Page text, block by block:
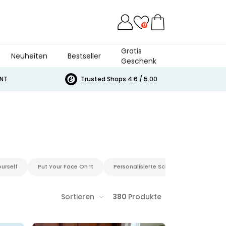
0
Neuheiten Bestseller
Gratis
Geschenk
Trusted Shops 4.6 / 5.00
Your Face On It Personalisierte Schokolade Geschenke mit Illustration
Sortieren 380Produkte